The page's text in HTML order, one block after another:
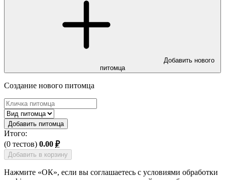
питомца
Создание нового питомца
Добавить питомца
Итого:
(0 тестов) 0.00 ₽
Добавить в корзину
Нажмите «ОК», если вы соглашаетесь с условиями обработки